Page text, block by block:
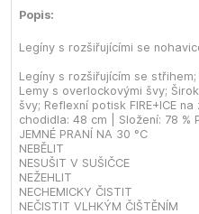
Popis:
Legíny s rozšiřujícími se
Legíny s rozšiřujícím se
Lemy s overlockovými švy;
švy; Reflexní potisk FIRE+ICE
chodidla: 48 cm | Složení: 78 %
JEMNÉ PRANÍ NA 30 °C
NEBĚLIT
NESUŠIT V SUŠIČCE
NEŽEHLIT
NECHEMICKY ČISTIT
NEČISTIT VLHKÝM ČIŠTĚNÍM